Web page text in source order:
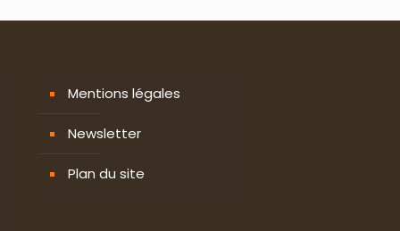
Mentions légales
Newsletter
Plan du site